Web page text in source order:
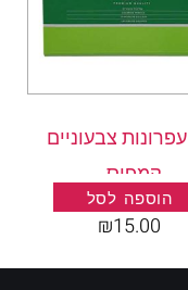
24 עפרונות צבעוניים
קמפוס .
הוספה לסל
₪15.00